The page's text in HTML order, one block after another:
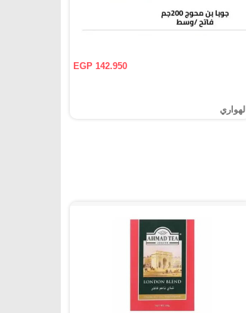
EGP 142.950
الهواري